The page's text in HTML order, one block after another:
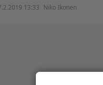
13:33 Niko Ikonen